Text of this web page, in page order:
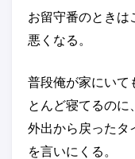
お留守番のとき
悪くなる。
普段俺が家にいて
とんど寝てるのに、
外出から戻ったタ
を言いにくる。